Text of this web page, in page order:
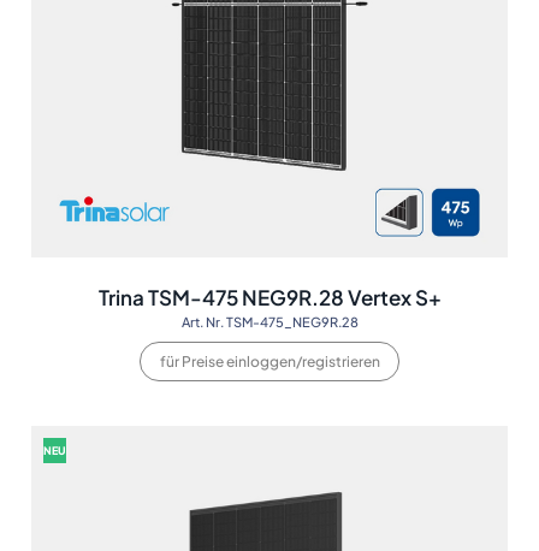
Trina TSM-475 NEG9R.28 Vertex S+
Art. Nr. TSM-475_NEG9R.28
für Preise einloggen/registrieren
NEU